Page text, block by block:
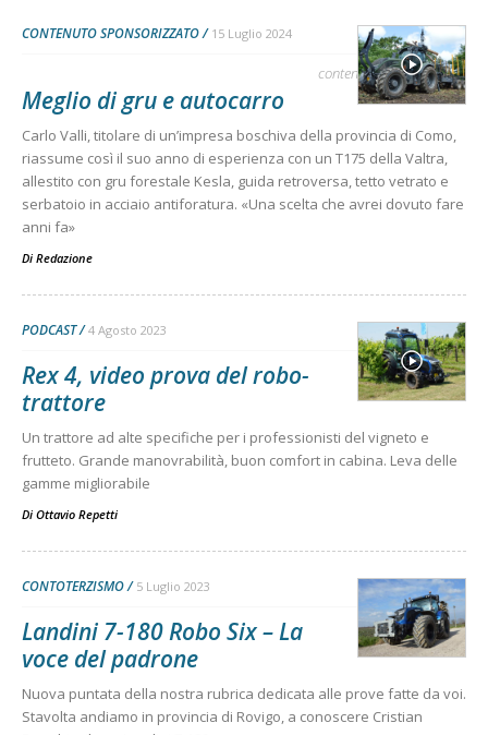
CONTENUTO SPONSORIZZATO 15 Luglio 2024
contenuto sponsorizzato
Meglio di gru e autocarro
Carlo Valli, titolare di un’impresa boschiva della provincia di Como,
riassume così il suo anno di esperienza con un T175 della Valtra,
allestito con gru forestale Kesla, guida retroversa, tetto vetrato e
serbatoio in acciaio antiforatura. «Una scelta che avrei dovuto fare
anni fa»
Di Redazione
PODCAST 4 Agosto 2023
Rex 4, video prova del robo-
trattore
Un trattore ad alte specifiche per i professionisti del vigneto e
frutteto. Grande manovrabilità, buon comfort in cabina. Leva delle
gamme migliorabile
Di Ottavio Repetti
CONTOTERZISMO 5 Luglio 2023
Landini 7-180 Robo Six – La
voce del padrone
Nuova puntata della nostra rubrica dedicata alle prove fatte da voi.
Stavolta andiamo in provincia di Rovigo, a conoscere Cristian